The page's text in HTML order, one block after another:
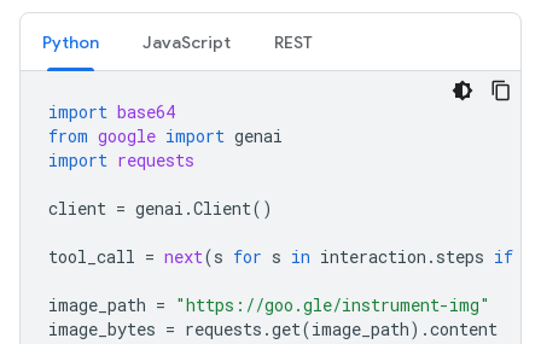
Python JavaScript REST
import base64
from google import genai
import requests
client = genai .Client()
tool_call = next(s for s in interaction . steps if
image_path = "https://goo.gle/instrument-img"
image_bytes = requests .get(image_path) .content